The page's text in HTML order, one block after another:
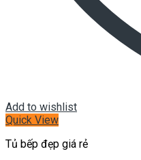
Add to wishlist
Quick View
Tủ bếp đẹp giá rẻ